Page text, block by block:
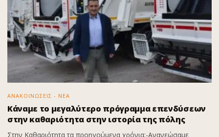
ΑΝΑΚΟΙΝΩΣΕΙΣ - ΝΕΑ
Κάναμε το μεγαλύτερο πρόγραμμα επενδύσεων
στην καθαριότητα στην ιστορία της πόλης
Στην Καθαριότητα τα προηγούμενα χρόνια:-Ανανεώσαμε